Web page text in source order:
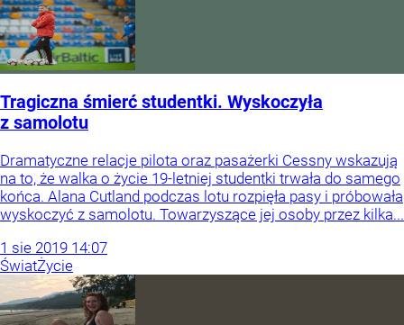
Tragiczna śmierć studentki. Wyskoczyła
z samolotu
Dramatyczne relacje pilota oraz pasażerki Cessny wskazują
na to, że walka o życie 19-letniej studentki trwała do samego
końca. Alana Cutland podczas lotu rozpięła pasy i próbowała
wyskoczyć z samolotu. Towarzyszące jej osoby przez kilka...
1 sie 2019 14:07
ŚwiatŻycie